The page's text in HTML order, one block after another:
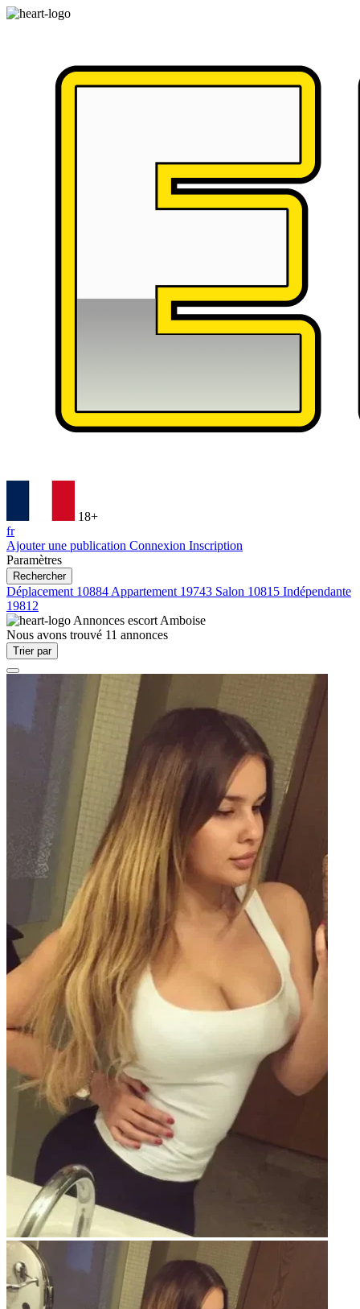
18+
fr
Ajouter une publication Connexion Inscription
Paramètres
Rechercher
Déplacement 10884 Appartement 19743 Salon 10815 Indépendante
19812
Annonces escort Amboise
Nous avons trouvé 11 annonces
Trier par